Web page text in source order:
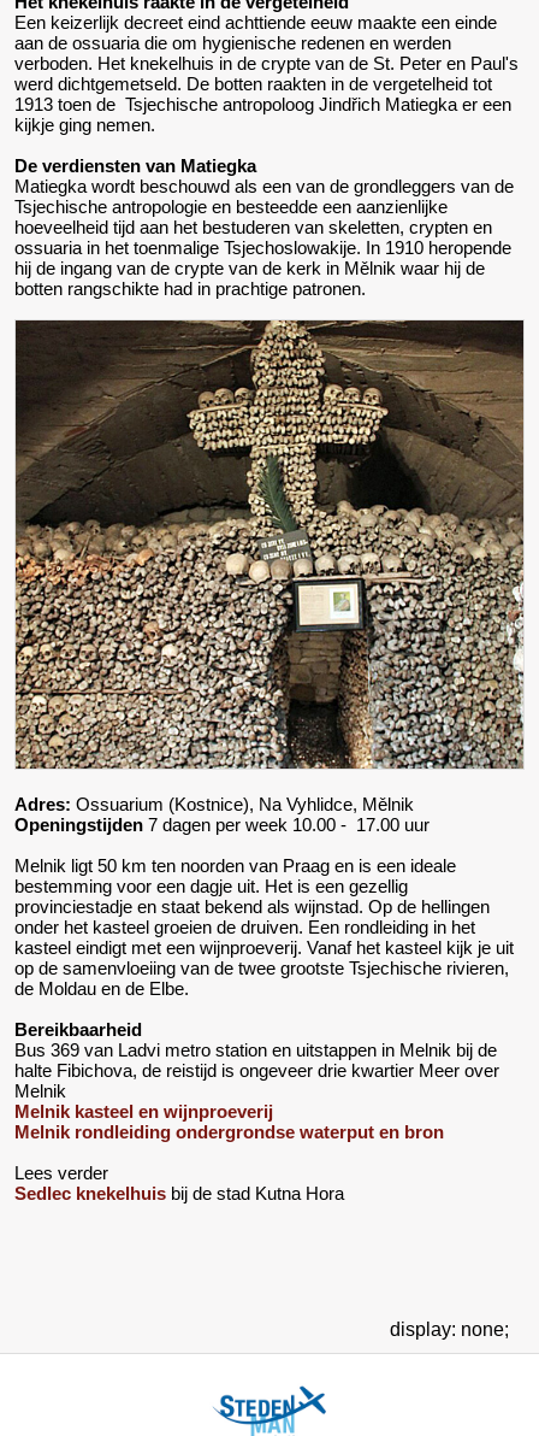
Een keizerlijk decreet eind achttiende eeuw maakte een einde
aan de ossuaria die om hygienische redenen en werden
verboden. Het knekelhuis in de crypte van de St. Peter en Paul's
werd dichtgemetseld. De botten raakten in de vergetelheid tot
1913 toen de Tsjechische antropoloog Jindřich Matiegka er een
kijkje ging nemen.
De verdiensten van Matiegka
Matiegka wordt beschouwd als een van de grondleggers van de
Tsjechische antropologie en besteedde een aanzienlijke
hoeveelheid tijd aan het bestuderen van skeletten, crypten en
ossuaria in het toenmalige Tsjechoslowakije. In 1910 heropende
hij de ingang van de crypte van de kerk in Mělnik waar hij de
botten rangschikte had in prachtige patronen.
Adres: Ossuarium (Kostnice), Na Vyhlidce, Mělnik
Openingstijden 7 dagen per week 10.00 - 17.00 uur
Melnik ligt 50 km ten noorden van Praag en is een ideale
bestemming voor een dagje uit. Het is een gezellig
provinciestadje en staat bekend als wijnstad. Op de hellingen
onder het kasteel groeien de druiven. Een rondleiding in het
kasteel eindigt met een wijnproeverij. Vanaf het kasteel kijk je uit
op de samenvloeiing van de twee grootste Tsjechische rivieren,
de Moldau en de Elbe.
Bereikbaarheid
Bus 369 van Ladvi metro station en uitstappen in Melnik bij de
halte Fibichova, de reistijd is ongeveer drie kwartier Meer over
Melnik
Melnik kasteel en wijnproeverij
Melnik rondleiding ondergrondse waterput en bron
Lees verder
Sedlec knekelhuis bij de stad Kutna Hora
display: none;